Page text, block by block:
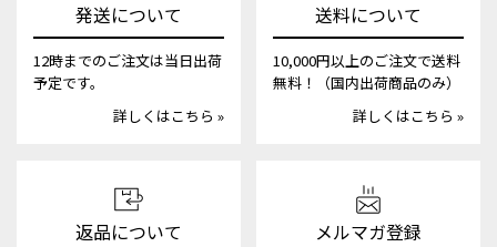
発送について
12時までのご注文は当日出荷
予定です。
詳しくはこちら »
送料について
10,000円以上のご注文で送料
無料！（国内出荷商品のみ）
詳しくはこちら »
返品について メルマガ登録